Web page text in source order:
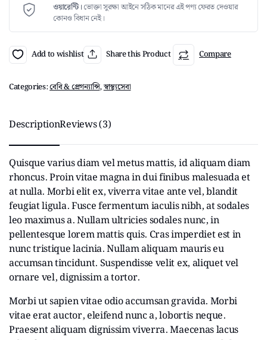
ওয়ারেন্টি।ভোক্তা সুরক্ষা আইনে সঠিক মানের এই পণ্য ফেরত দেওয়ার
কোনও বিধান নেই।
Add to wishlist Share this Product Compare
Categories:বেবি & প্রেগন্যান্সি,স্বাস্থ্যসেবা
DescriptionReviews (3)
Quisque varius diam vel metus mattis, id aliquam diam
rhoncus. Proin vitae magna in dui finibus malesuada et
at nulla. Morbi elit ex, viverra vitae ante vel, blandit
feugiat ligula. Fusce fermentum iaculis nibh, at sodales
leo maximus a. Nullam ultricies sodales nunc, in
pellentesque lorem mattis quis. Cras imperdiet est in
nunc tristique lacinia. Nullam aliquam mauris eu
accumsan tincidunt. Suspendisse velit ex, aliquet vel
ornare vel, dignissim a tortor.
Morbi ut sapien vitae odio accumsan gravida. Morbi
vitae erat auctor, eleifend nunc a, lobortis neque.
Praesent aliquam dignissim viverra. Maecenas lacus